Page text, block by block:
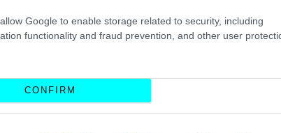
Google to enable storage related to security, including
functionality and fraud prevention, and other user
CONFIRM